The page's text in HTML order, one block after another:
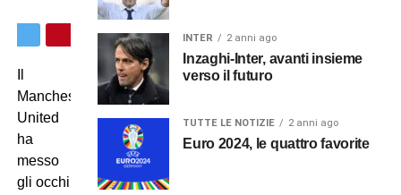
Manchester
United
ha
messo
gli occhi
INTER 2 anni ago
Inzaghi-Inter, avanti insieme
verso il futuro
TUTTE LE NOTIZIE 2 anni ago
Euro 2024, le quattro favorite